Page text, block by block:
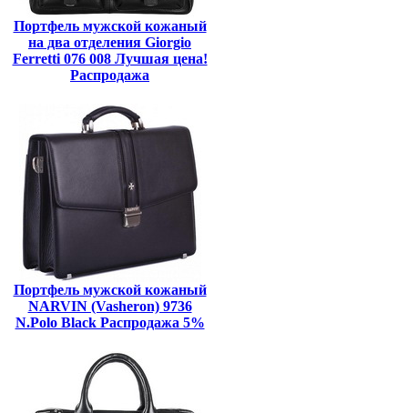
Портфель мужской кожаный
на два отделения Giorgio
Ferretti 076 008 Лучшая цена!
Распродажа
Портфель мужской кожаный
NARVIN (Vasheron) 9736
N.Polo Black Распродажа 5%